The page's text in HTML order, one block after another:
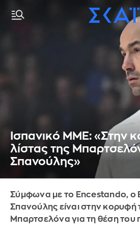
Ισπανικό ΜΜΕ: «Στην
λίστας της
Σπανούλης»
Σύμφωνα με το Εncestando, ο
Σπανούλης είναι στην κορυφή
Μπαρτσελόνα για τη θέση του